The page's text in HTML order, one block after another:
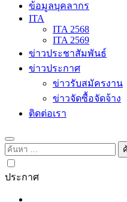
ข้อมูลบุคลากร
ITA
ITA 2568
ITA 2569
ข่าวประชาสัมพันธ์
ข่าวประกาศ
ข่าวรับสมัครงาน
ข่าวจัดซื้อจัดจ้าง
ติดต่อเรา
ค้นหา
สำหรับ:
ประกาศ